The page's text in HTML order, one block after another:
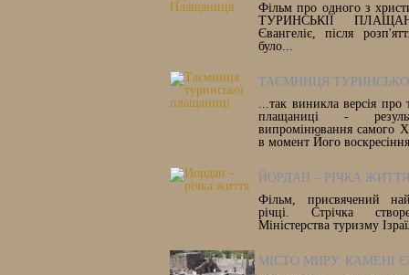
Фільм про одного з
ТУРИНСЬКІЇ
Євангеліє, після
було...
ТАЄМНИЦЯ
...так виникла версія
плащаниці -
випромінювання самого
в момент Його
ЙОРДАН – РІЧКА ЖИТТЯ
Фільм, присвячений
річці. Стрічка
Міністерства туризму
МІСТО МИРУ. КАМЕНІ